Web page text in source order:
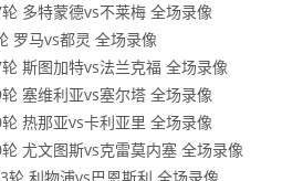
多特蒙德vs不莱梅 全场录像
罗马vs都灵 全场录像
斯图加特vs法兰克福 全场录像
塞维利亚vs塞尔塔 全场录像
热那亚vs卡利亚里 全场录像
尤文图斯vs克雷莫内塞 全场录像